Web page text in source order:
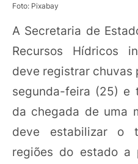
Foto: Pixabay
A Secretaria de
Recursos Hídricos
deve registrar chuvas
segunda-feira (25) e
da chegada de uma
deve estabilizar o
regiões do estado